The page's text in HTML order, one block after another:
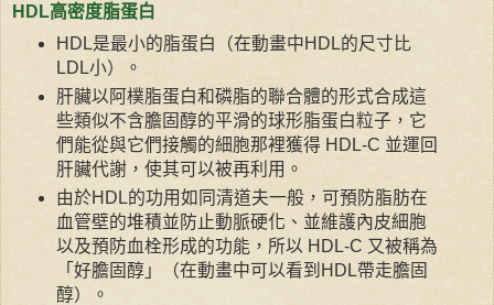
HDL高密度脂蛋白
HDL是最小的脂蛋白（在動畫中HDL的尺寸比
LDL小）。
肝臟以阿樸脂蛋白和磷脂的聯合體的形式合成這
些類似不含膽固醇的平滑的球形脂蛋白粒子，它
們能從與它們接觸的細胞那裡獲得 HDL-C 並運回
肝臟代謝，使其可以被再利用。
由於HDL的功用如同清道夫一般，可預防脂肪在
血管壁的堆積並防止動脈硬化、並維護內皮細胞
以及預防血栓形成的功能，所以 HDL-C 又被稱為
「好膽固醇」（在動畫中可以看到HDL帶走膽固
醇）。